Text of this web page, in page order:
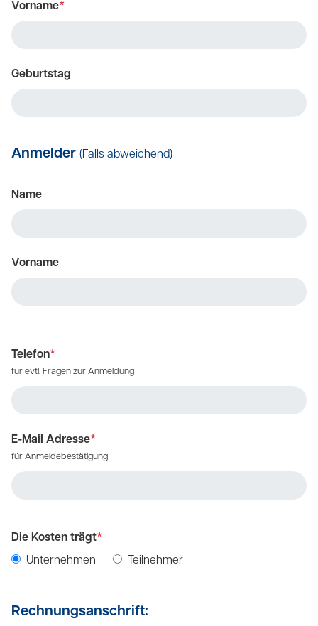
Vorname*
Geburtstag
Anmelder (Falls abweichend)
Name
Vorname
Telefon*
für evtl. Fragen zur Anmeldung
E-Mail Adresse*
für Anmeldebestätigung
Die Kosten trägt*
Unternehmen
Teilnehmer
Rechnungsanschrift: